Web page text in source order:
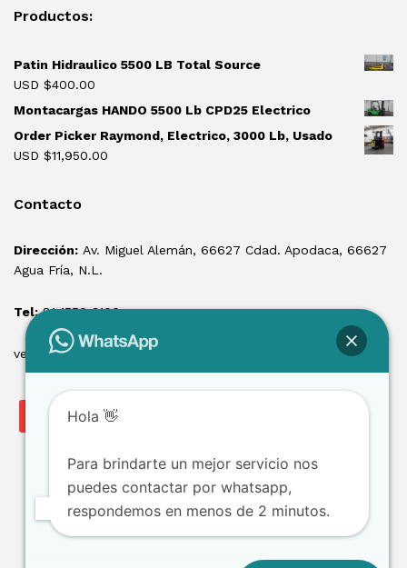
Productos:
Patin Hidraulico 5500 LB Total Source
USD $400.00
Montacargas HANDO 5500 Lb CPD25 Electrico
Order Picker Raymond, Electrico, 3000 Lb, Usado
USD $11,950.00
Contacto
Dirección: Av. Miguel Alemán, 66627 Cdad. Apodaca, 66627
Agua Fría, N.L.
Tel:81 1550 3100
ventas@losmontacargas.mx
Copyright © 2025 Los Montacargas RTE
Hola 👋
Para brindarte un mejor servicio nos
puedes contactar por whatsapp,
respondemos en menos de 2 minutos.